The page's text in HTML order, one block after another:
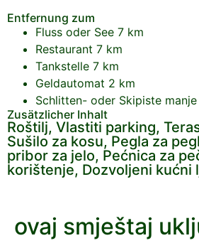
Entfernung zum
Fluss oder See 7 km
Restaurant 7 km
Tankstelle 7 km
Geldautomat 2 km
Schlitten- oder Skipiste
Zusätzlicher Inhalt
Roštilj, Vlastiti parking,
Sušilo za kosu, Pegla za
pribor za jelo, Pećnica za
korištenje, Dozvoljeni kućni
ovaj smještaj